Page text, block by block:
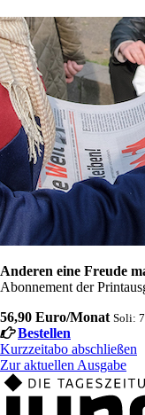
Anderen eine Freude
Abonnement der
56,90 Euro/Monat Soli:
Bestellen
Kurzzeitabo abschließen
Zur aktuellen Ausgabe